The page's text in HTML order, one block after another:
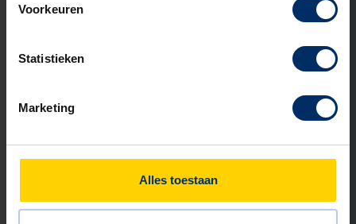
Voorkeuren
Statistieken
Marketing
Alles toestaan
materiaal past bij jouw project?
Lees verder